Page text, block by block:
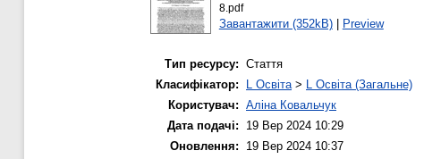
8.pdf
Завантажити (352kB)| Preview
Тип ресурсу: Стаття
Класифікатор:
L Освіта> L Освіта (Загальне)
Користувач: Аліна Ковальчук
Дата подачі:
19 Вер 2024 10:29
Оновлення:
19 Вер 2024 10:37